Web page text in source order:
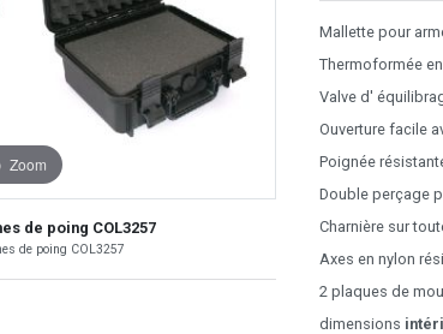
Zoom
de poing COL3257
de poing COL3257
Mallette pour
Thermoformée
Valve d'
Ouverture facile
Poignée
Double perçage
Charnière sur
Axes en nylon
2 plaques de
dimensions